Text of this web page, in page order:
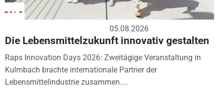
05.08.2026
Die Lebensmittelzukunft innovativ gestalten
Raps Innovation Days 2026: Zweitägige Veranstaltung in
Kulmbach brachte internationale Partner der
Lebensmittelindustrie zusammen....